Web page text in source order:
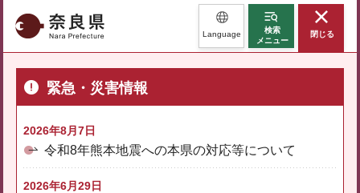
奈良県 Language
検索
メニュー
閉じる
緊急・災害情報
2026年8月7日
令和8年熊本地震への本県の対応等について
2026年6月29日